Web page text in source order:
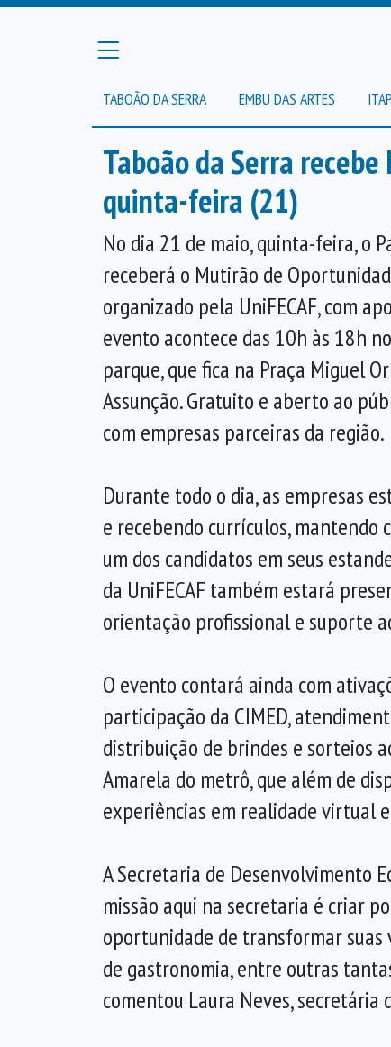
TABOÃO DA SERRA EMBU DAS ARTES
Taboão da Serra
quinta-feira (21)
No dia 21 de maio, quinta-feira, o
receberá o Mutirão de
organizado pela UniFECAF, com
evento acontece das 10h às 18h
parque, que fica na Praça Miguel
Assunção. Gratuito e aberto ao
com empresas parceiras da região.
Durante todo o dia, as empresas
e recebendo currículos, mantendo
um dos candidatos em seus
da UniFECAF também estará
orientação profissional e suporte
O evento contará ainda com
participação da CIMED,
distribuição de brindes e sorteios
Amarela do metrô, que além de
experiências em realidade virtual
A Secretaria de Desenvolvimento
missão aqui na secretaria é criar
oportunidade de transformar suas
de gastronomia, entre outras
comentou Laura Neves, secretária